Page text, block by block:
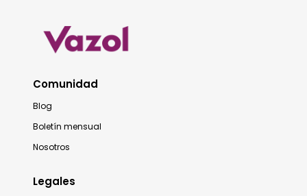
Comunidad
Blog
Boletín mensual
Nosotros
Legales